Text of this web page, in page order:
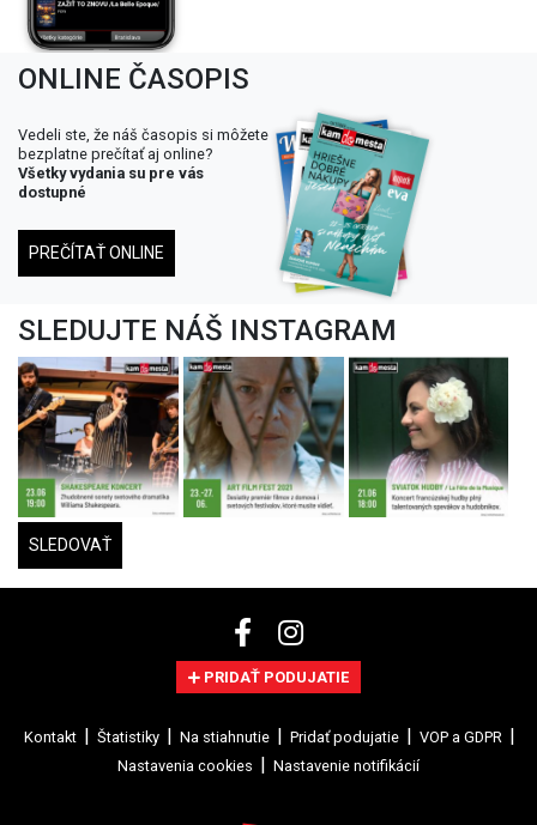
ONLINE ČASOPIS
Vedeli ste, že náš časopis si môžete
bezplatne prečítať aj online?
Všetky vydania su pre vás
dostupné
PREČÍTAŤ ONLINE
SLEDUJTE NÁŠ INSTAGRAM
SLEDOVAŤ
PRIDAŤ PODUJATIE
Kontakt Štatistiky Na stiahnutie Pridať podujatie
VOP a GDPR
Nastavenia cookies
Nastavenie notifikácií